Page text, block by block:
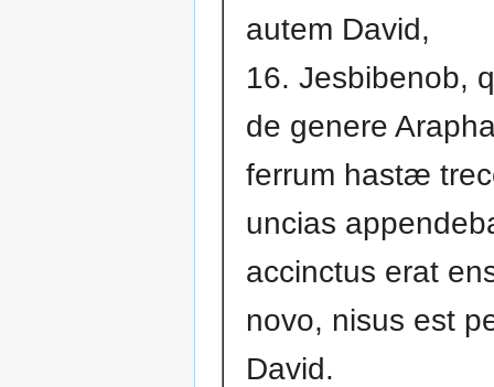
autem David,
16. Jesbibenob,
de genere
ferrum hastæ
uncias
accinctus erat
novo, nisus est
David.